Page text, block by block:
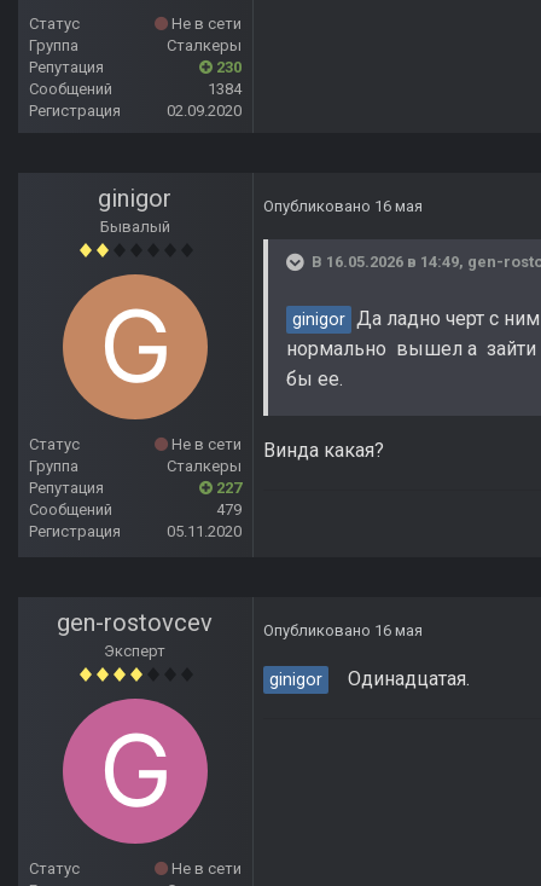
Статус
Не в сети
Группа
Сталкеры
Репутация
230
Сообщений
1384
Регистрация
02.09.2020
ginigor
Бывалый
Статус
Не в сети
Группа
Сталкеры
Репутация
227
Сообщений
479
Регистрация
05.11.2020
Опубликовано 16 мая
В 16.05.2026 в 14:49, gen-
ginigor Да ладно черт с
нормально вышел а зайти
бы ее.
Винда какая?
gen-rostovcev
Эксперт
Статус
Не в сети
Опубликовано 16 мая
ginigor Одинадцатая.